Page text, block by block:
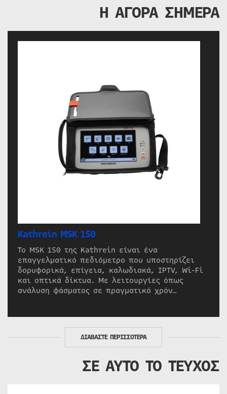
Η ΑΓΟΡΑ ΣΗΜΕΡΑ
Kathrein MSK 150
Το MSK 150 της Kathrein είναι ένα
επαγγελματικό πεδιόμετρο που υποστηρίζει
δορυφορικά, επίγεια, καλωδιακά, IPTV, Wi-Fi
και οπτικά δίκτυα. Με λειτουργίες όπως
ανάλυση φάσματος σε πραγματικό χρόν…
ΔΙΑΒΑΣΤΕ ΠΕΡΙΣΣΟΤΕΡΑ
ΣΕ ΑΥΤΟ ΤΟ ΤΕΥΧΟΣ